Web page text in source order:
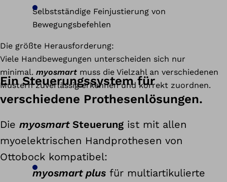
Selbstständige Feinjustierung von
Bewegungsbefehlen
Die größte Herausforderung:
Viele Handbewegungen unterscheiden sich nur
minimal. myosmart muss die Vielzahl an verschiedenen
Mustern zuverlässig erkennen und korrekt zuordnen.
Ein Steuerungssystem für
verschiedene Prothesenlösungen.
Die myosmart Steuerung ist mit allen
myoelektrischen Handprothesen von
Ottobock kompatibel:
myosmart plus für multiartikulierte